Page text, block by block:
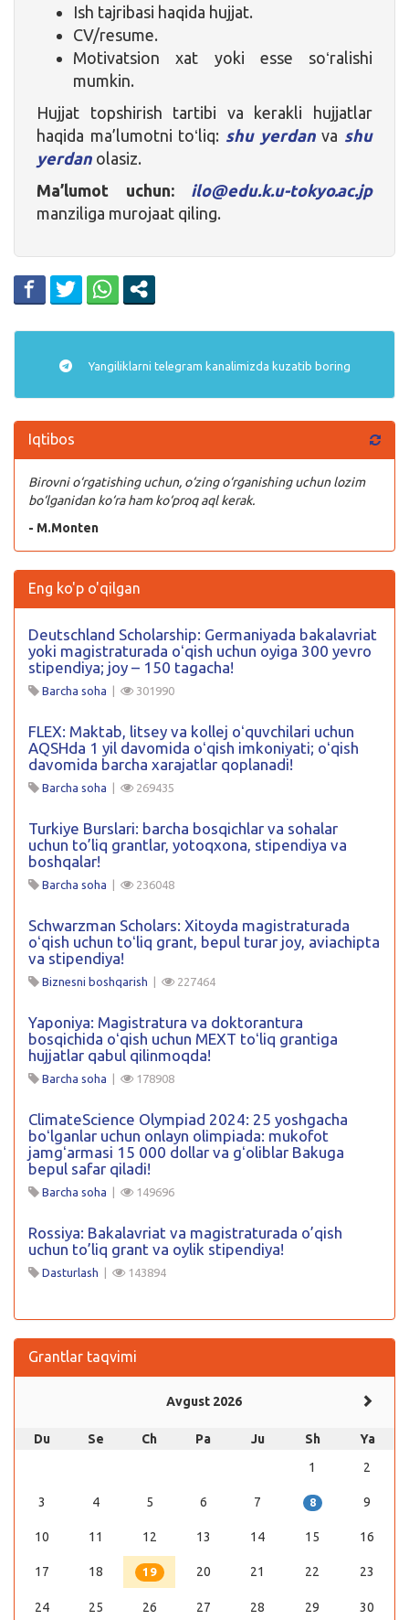
Ish tajribasi haqida hujjat.
CV/resume.
Motivatsion xat yoki esse soʻralishi
mumkin.
Hujjat topshirish tartibi va kerakli hujjatlar
haqida ma’lumotni toʻliq: shu yerdanva shu
yerdan olasiz.
Ma’lumot uchun: ilo@edu.k.u-tokyo.ac.jp
manziliga murojaat qiling.
Yangiliklarni telegram kanalimizda kuzatib boring
Iqtibos
Birovni o‘rgatishing uchun, o‘zing o‘rganishing uchun lozim
bo‘lganidan ko‘ra ham ko‘proq aql kerak.
- M.Monten
Eng ko'p o'qilgan
Deutschland Scholarship: Germaniyada bakalavriat
yoki magistraturada oʻqish uchun oyiga 300 yevro
stipendiya; joy – 150 tagacha!
Barcha soha | 301990
FLEX: Maktab, litsey va kollej oʻquvchilari uchun
AQSHda 1 yil davomida oʻqish imkoniyati; oʻqish
davomida barcha xarajatlar qoplanadi!
Barcha soha | 269435
Turkiye Burslari: barcha bosqichlar va sohalar
uchun to’liq grantlar, yotoqxona, stipendiya va
boshqalar!
Barcha soha | 236048
Schwarzman Scholars: Xitoyda magistraturada
oʻqish uchun toʻliq grant, bepul turar joy, aviachipta
va stipendiya!
Biznesni boshqarish | 227464
Yaponiya: Magistratura va doktorantura
bosqichida oʻqish uchun MEXT toʻliq grantiga
hujjatlar qabul qilinmoqda!
Barcha soha | 178908
ClimateScience Olympiad 2024: 25 yoshgacha
boʻlganlar uchun onlayn olimpiada: mukofot
jamgʻarmasi 15 000 dollar va gʻoliblar Bakuga
bepul safar qiladi!
Barcha soha | 149696
Rossiya: Bakalavriat va magistraturada o’qish
uchun to’liq grant va oylik stipendiya!
Dasturlash | 143894
Grantlar taqvimi
Avgust 2026
Du Se Ch Pa Ju Sh
Ya
1
2
3 4 5 6 7 8 9
10 11 12 13 14 15 16
17 18 19 20 21 22 23
24 25 26 27 28 29 30